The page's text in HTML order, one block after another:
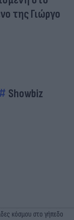
της Γιώργο
Showbiz